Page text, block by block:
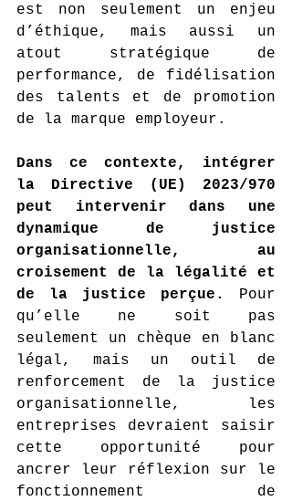
est non seulement un enjeu
d’éthique, mais aussi un
atout stratégique de
performance, de fidélisation
des talents et de promotion
de la marque employeur.
Dans ce contexte, intégrer
la Directive (UE) 2023/970
peut intervenir dans une
dynamique de justice
organisationnelle, au
croisement de la légalité et
de la justice perçue.
Pour
qu’elle ne soit pas
seulement un chèque en blanc
légal, mais un outil de
renforcement de la justice
organisationnelle, les
entreprises devraient saisir
cette opportunité pour
ancrer leur réflexion sur le
fonctionnement de